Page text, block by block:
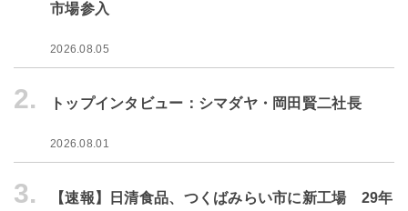
市場参入
2026.08.05
2. トップインタビュー：シマダヤ・岡田賢二社長
2026.08.01
3.
【速報】日清食品、つくばみらい市に新工場 29年